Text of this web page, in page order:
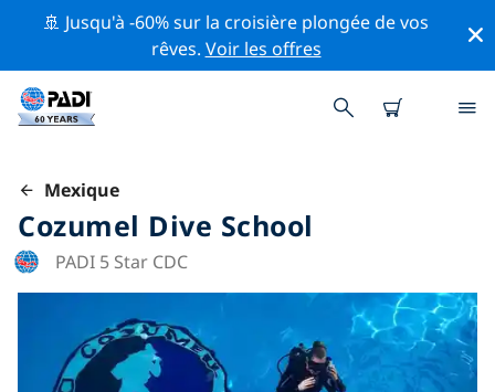
🚢 Jusqu'à -60% sur la croisière plongée de vos
rêves. Voir les offres
Mexique
Cozumel Dive School
PADI 5 Star CDC